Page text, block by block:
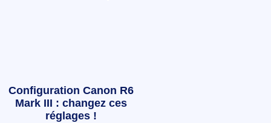
Configuration Canon R6
Mark III : changez ces
réglages !